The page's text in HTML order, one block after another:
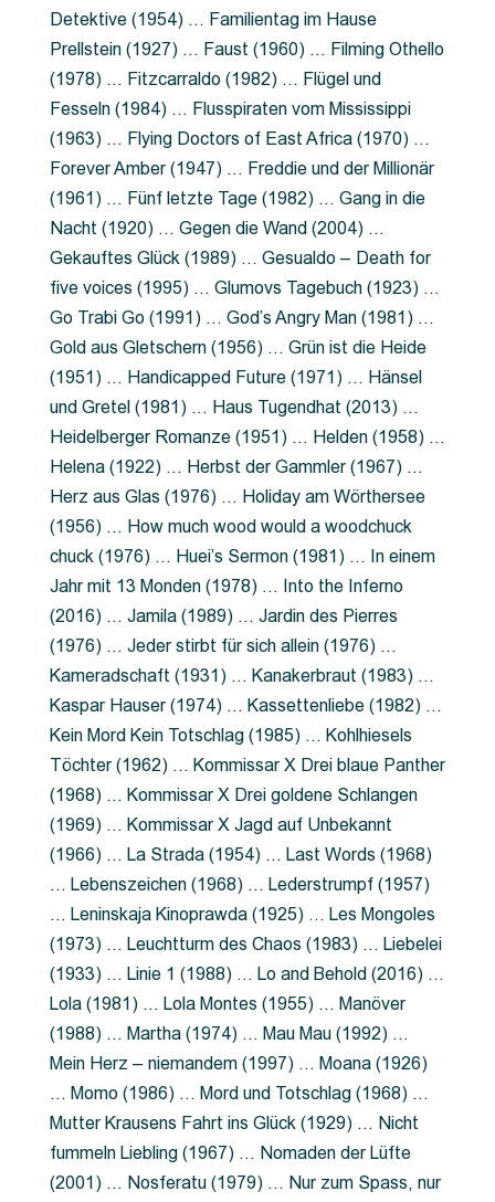
Detektive (1954) … Familientag im Hause
Prellstein (1927) … Faust (1960) … Filming Othello
(1978) … Fitzcarraldo (1982) … Flügel und
Fesseln (1984) … Flusspiraten vom Mississippi
(1963) … Flying Doctors of East Africa (1970) …
Forever Amber (1947) … Freddie und der Millionär
(1961) … Fünf letzte Tage (1982) … Gang in die
Nacht (1920) … Gegen die Wand (2004) …
Gekauftes Glück (1989) … Gesualdo – Death for
five voices (1995) … Glumovs Tagebuch (1923) …
Go Trabi Go (1991) … God’s Angry Man (1981) …
Gold aus Gletschern (1956) … Grün ist die Heide
(1951) … Handicapped Future (1971) … Hänsel
und Gretel (1981) … Haus Tugendhat (2013) …
Heidelberger Romanze (1951) … Helden (1958) …
Helena (1922) … Herbst der Gammler (1967) …
Herz aus Glas (1976) … Holiday am Wörthersee
(1956) … How much wood would a woodchuck
chuck (1976) … Huei’s Sermon (1981) … In einem
Jahr mit 13 Monden (1978) … Into the Inferno
(2016) … Jamila (1989) … Jardin des Pierres
(1976) … Jeder stirbt für sich allein (1976) …
Kameradschaft (1931) … Kanakerbraut (1983) …
Kaspar Hauser (1974) … Kassettenliebe (1982) …
Kein Mord Kein Totschlag (1985) … Kohlhiesels
Töchter (1962) … Kommissar X Drei blaue Panther
(1968) … Kommissar X Drei goldene Schlangen
(1969) … Kommissar X Jagd auf Unbekannt
(1966) … La Strada (1954) … Last Words (1968)
… Lebenszeichen (1968) … Lederstrumpf (1957)
… Leninskaja Kinoprawda (1925) … Les Mongoles
(1973) … Leuchtturm des Chaos (1983) … Liebelei
(1933) … Linie 1 (1988) … Lo and Behold (2016) …
Lola (1981) … Lola Montes (1955) … Manöver
(1988) … Martha (1974) … Mau Mau (1992) …
Mein Herz – niemandem (1997) … Moana (1926)
… Momo (1986) … Mord und Totschlag (1968) …
Mutter Krausens Fahrt ins Glück (1929) … Nicht
fummeln Liebling (1967) … Nomaden der Lüfte
(2001) … Nosferatu (1979) … Nur zum Spass, nur